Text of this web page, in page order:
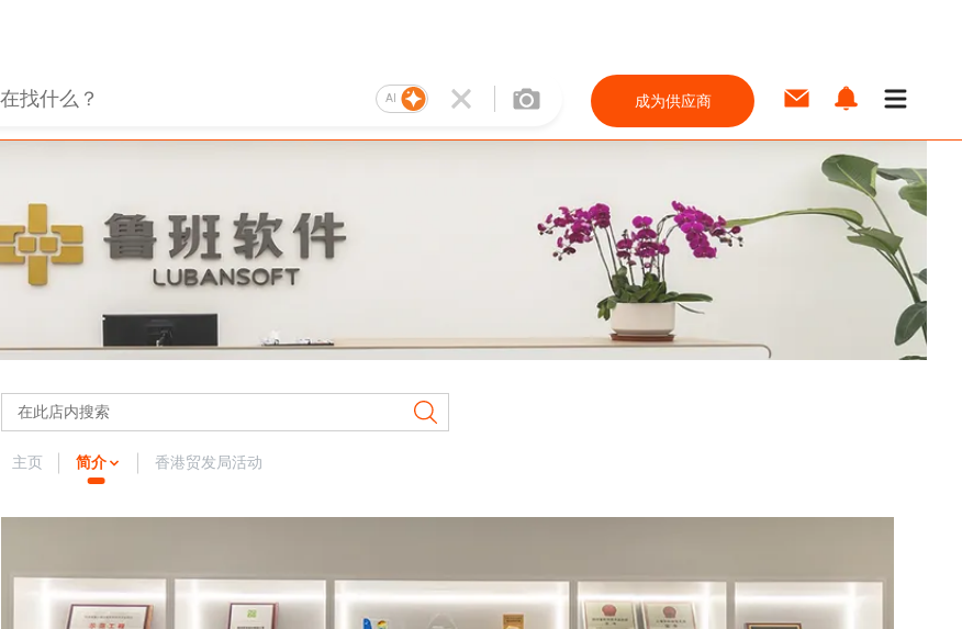
AI 成为供应商
主页 简介 香港贸发局活动